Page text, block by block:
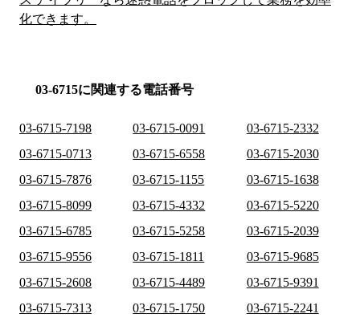
化できます。
03-6715に関連する電話番号
03-6715-7198 03-6715-0091
03-6715-2332
03-6715-0713
03-6715-6558
03-6715-2030
03-6715-7876
03-6715-1155
03-6715-1638
03-6715-8099
03-6715-4332
03-6715-5220
03-6715-6785
03-6715-5258
03-6715-2039
03-6715-9556
03-6715-1811
03-6715-9685
03-6715-2608
03-6715-4489
03-6715-9391
03-6715-7313
03-6715-1750
03-6715-2241